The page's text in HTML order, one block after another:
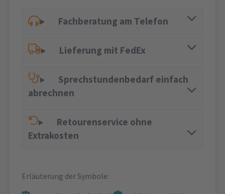
Fachberatung am Telefon
Lieferung mit FedEx
Sprechstundenbedarf einfach
abrechnen
Retourenservice ohne
Extrakosten
Erläuterung der Symbole: